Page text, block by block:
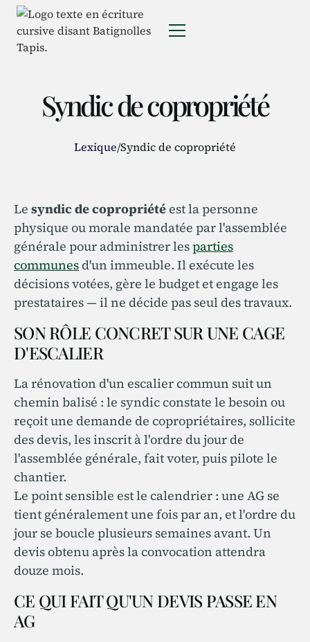
Syndic de copropriété
Lexique/Syndic de copropriété
Le syndic de copropriétéest la personne
physique ou morale mandatée par l'assemblée
générale pour administrer lesparties
communesd'un immeuble. Il exécute les
décisions votées, gère le budget et engage les
prestataires — il ne décide pas seul des travaux.
SON RÔLE CONCRET SUR UNE CAGE
D'ESCALIER
La rénovation d'un escalier commun suit un
chemin balisé : le syndic constate le besoin ou
reçoit une demande de copropriétaires, sollicite
des devis, les inscrit à l'ordre du jour de
l'assemblée générale, fait voter, puis pilote le
chantier.
Le point sensible est le calendrier : une AG se
tient généralement une fois par an, et l'ordre du
jour se boucle plusieurs semaines avant. Un
devis obtenu après la convocation attendra
douze mois.
CE QUI FAIT QU'UN DEVIS PASSE EN
AG